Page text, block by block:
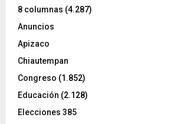
8 columnas (4.287)
Anuncios
Apizaco
Chiautempan
Congreso (1.852)
Educación (2.128)
Elecciones 385